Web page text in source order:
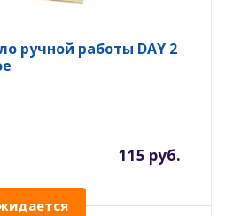
ручной работы DAY 2
115 руб.